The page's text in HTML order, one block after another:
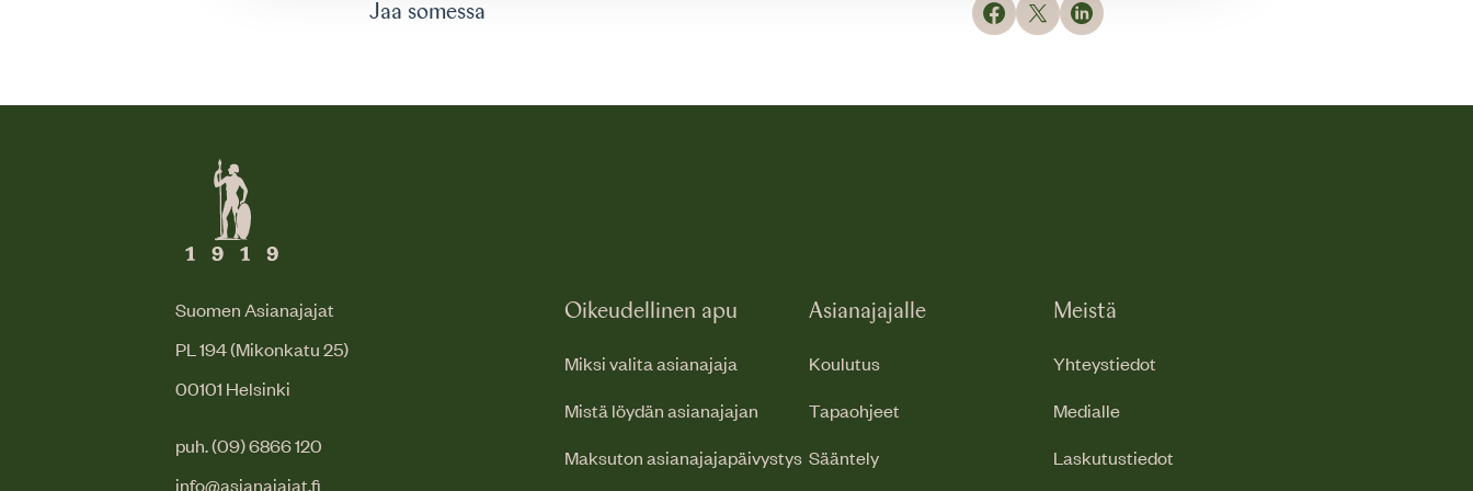
Jaa somessa
Suomen Asianajajat
PL 194 (Mikonkatu 25)
00101 Helsinki
puh. (09) 6866 120
info@asianajajat.fi
Oikeudellinen apu
Miksi valita asianajaja
Mistä löydän asianajajan
Maksuton asianajajapäivystys
Asianajajalle
Koulutus
Tapaohjeet
Sääntely
Meistä
Yhteystiedot
Medialle
Laskutustiedot